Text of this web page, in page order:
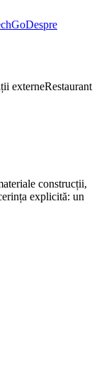
Despre
externeRestaurant
construcții,
explicită: un